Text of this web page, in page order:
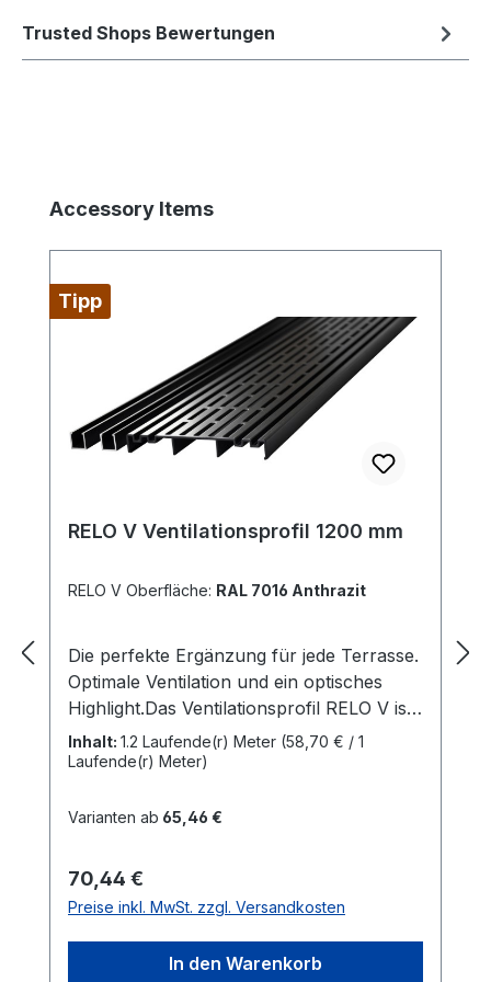
Trusted Shops Bewertungen
Produktgalerie überspringen
Accessory Items
Tipp
RELO V Ventilationsprofil 1200 mm
RELO V Oberfläche: RAL 7016 Anthrazit
Die perfekte Ergänzung für jede Terrasse.
Optimale Ventilation und ein optisches
Highlight.Das Ventilationsprofil RELO V ist
die perfekte Ergänzung für jede
Terrasse. Das aus Aluminium gefertigte
integriert sich perfekt in jede Terrasse und
den angrenzenden Objekten.Mit einer
Breite von 150 mm entspricht RELO V der
Flachdachregel und ermöglicht eine
optimale Belüftung der Unterkonstruktion
Inhalt: 1.2 Laufende(r) Meter (58,70 € / 1
Laufende(r) Meter)
Varianten ab 65,46 €
Regulärer Preis:
70,44 €
Preise inkl. MwSt. zzgl. Versandkosten
In den Warenkorb